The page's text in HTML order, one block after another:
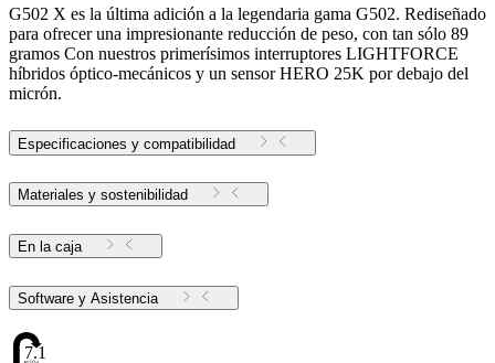
G502 X es la última adición a la legendaria gama G502. Rediseñado
para ofrecer una impresionante reducción de peso, con tan sólo 89
gramos Con nuestros primerísimos interruptores LIGHTFORCE
híbridos óptico-mecánicos y un sensor HERO 25K por debajo del
micrón.
Especificaciones y compatibilidad
Materiales y sostenibilidad
En la caja
Software y Asistencia
7.1